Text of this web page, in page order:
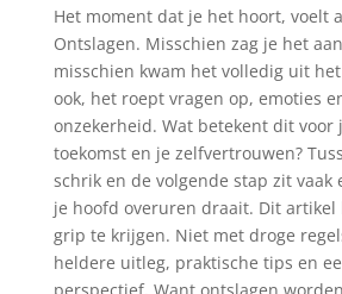
Het moment dat je het hoort, voelt
Ontslagen. Misschien zag je het
misschien kwam het volledig uit
ook, het roept vragen op, emoties
onzekerheid. Wat betekent dit voor
toekomst en je zelfvertrouwen?
schrik en de volgende stap zit vaak
je hoofd overuren draait. Dit
grip te krijgen. Niet met droge
heldere uitleg, praktische tips en